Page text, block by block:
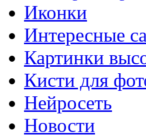
Иконки
Интересные
Картинки
Кисти для
Нейросеть
Новости